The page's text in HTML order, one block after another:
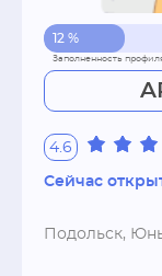
12 %
4.6
Сейчас
Подольск,